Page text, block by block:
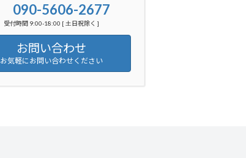
090-5606-2677
受付時間 9:00-18:00 [ 土日祝除く ]
お問い合わせ
お気軽にお問い合わせください